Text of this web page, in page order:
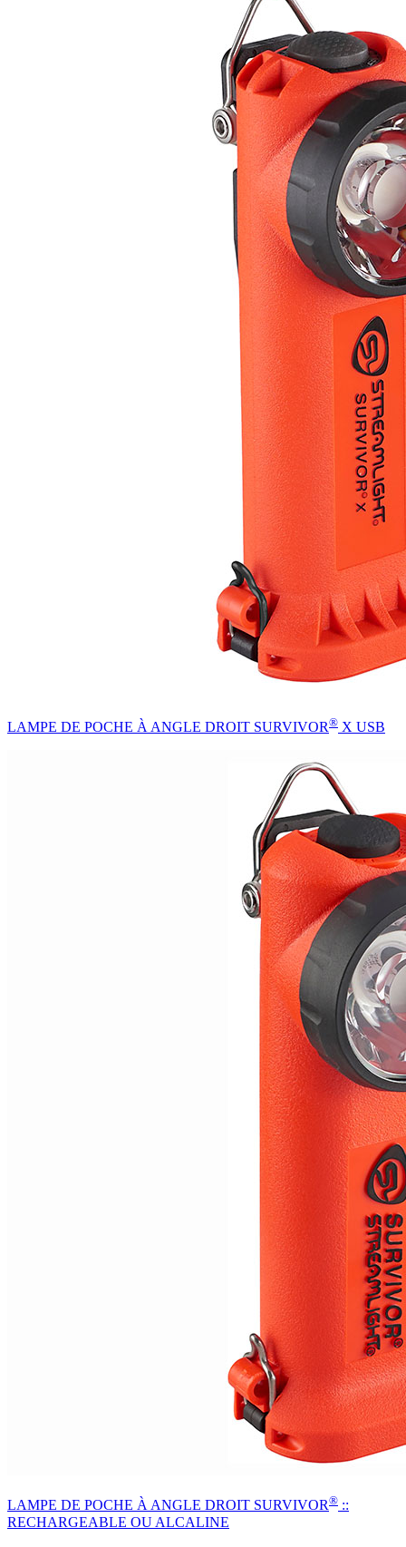
LAMPE DE POCHE À ANGLE DROIT SURVIVOR® X USB
LAMPE DE POCHE À ANGLE DROIT SURVIVOR® ::
RECHARGEABLE OU ALCALINE